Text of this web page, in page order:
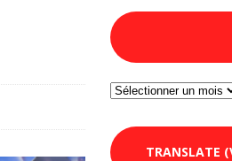
Archives
TRANSLATE